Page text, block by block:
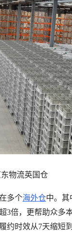
物流英国仓
多个海外仓中。其
3倍，更帮助众多
时效从7天缩短到